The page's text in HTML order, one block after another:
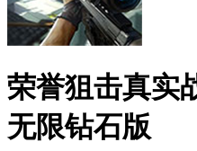
荣誉狙击真实
无限钻石版